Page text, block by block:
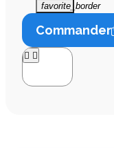
favorite_border
Commander
 